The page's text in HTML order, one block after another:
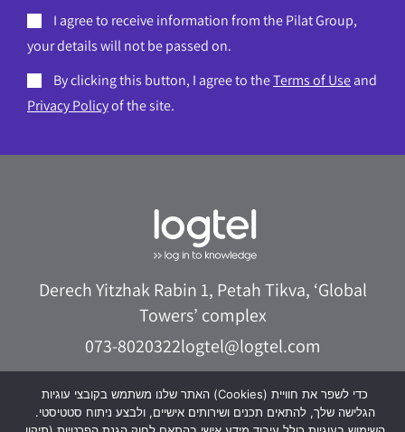
I agree to receive information from the Pilat Group,
your details will not be passed on.
By clicking this button, I agree to theTerms of Useand
Privacy Policyof the site.
Derech Yitzhak Rabin 1, Petah Tikva, ‘Global
Towers’ complex
073-8020322logtel@logtel.com
WhatsApp +972533038040
האתר שלנו משתמש בקובצי עוגיות (Cookies) כדי לשפר את חוויית
הגלישה שלך, להתאים תכנים ושירותים אישיים, ולבצע ניתוח סטטיסטי.